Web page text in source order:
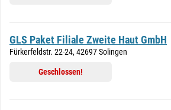
GLS Paket Filiale Zweite Haut GmbH
Fürkerfeldstr. 22-24, 42697 Solingen
Geschlossen!